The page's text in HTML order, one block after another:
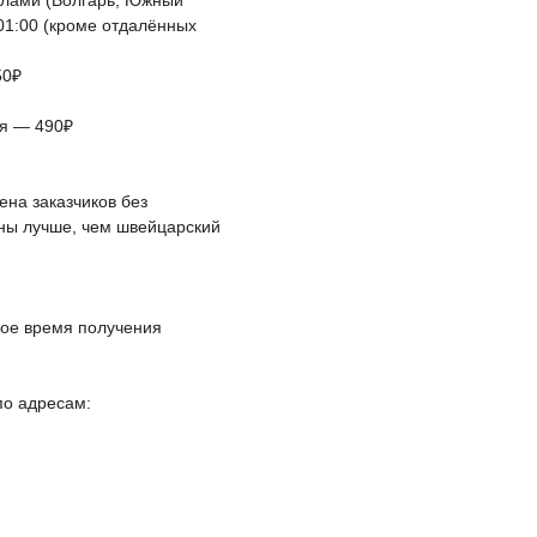
(кроме отдалённых
— 490₽
заказчиков без
лучше, чем швейцарский
время получения
адресам: